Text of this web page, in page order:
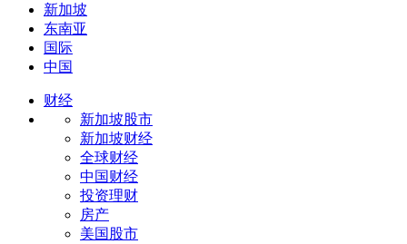
新加坡
东南亚
国际
中国
财经
新加坡股市
新加坡财经
全球财经
中国财经
投资理财
房产
美国股市